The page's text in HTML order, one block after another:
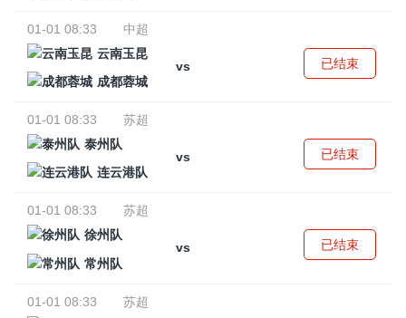
01-01 08:33
中超
云南玉昆
vs
成都蓉城
已结束
01-01 08:33
苏超
泰州队
vs
连云港队
已结束
01-01 08:33
苏超
徐州队
vs
常州队
已结束
01-01 08:33
苏超